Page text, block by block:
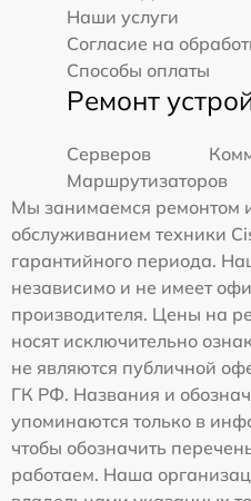
Наши услуги
Согласие на
Способы оплаты
Ремонт
Серверов
Маршрутизаторов
Мы занимаемся ремонтом
обслуживанием техники
гарантийного периода.
независимо и не имеет
производителя. Цены на
носят исключительно
не являются публичной
ГК РФ. Названия и
упоминаются только в
чтобы обозначить
работаем. Наша